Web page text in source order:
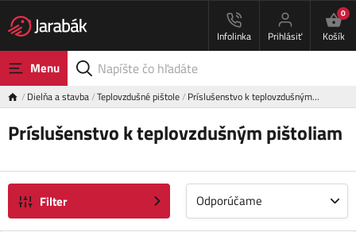
Infolinka Prihlásiť
0
Košík
Menu
Dielňa a stavba Teplovzdušné pištole Príslušenstvo k teplovzdušným…
Príslušenstvo k teplovzdušným pištoliam
Filter Odporúčame